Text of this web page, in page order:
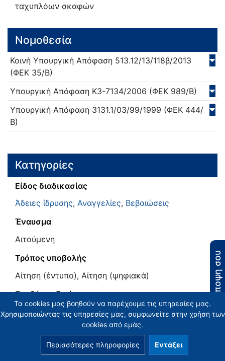
ταχυπλόων σκαφών
Νομοθεσία
Κοινή Υπουργική Απόφαση 513.12/13/118β/2013
(ΦΕΚ 35/Β)
Υπουργική Απόφαση Κ3-7134/2006 (ΦΕΚ 989/Β)
Υπουργική Απόφαση 3131.1/03/99/1999 (ΦΕΚ 444/
Β)
Κατηγορίες
Είδος διαδικασίας
Άδειες ίδρυσης, Αναγγελίες, Βεβαιώσεις
Έναυσμα
Αιτούμενη
Τρόπος υποβολής
Αίτηση (έντυπο), Αίτηση (ψηφιακά)
Συμβάντα ζωής
Αδειοδοτήσεις και συμμόρφωση,Ελεύθεροι
Τα cookies μας βοηθούν να παρέχουμε τις υπηρεσίες μας.
Χρησιμοποιώντας τις υπηρεσίες μας, συμφωνείτε στην χρήση των
cookies από εμάς.
Περισσότερες πληροφορίες Εντάξει
Η άποψη σου